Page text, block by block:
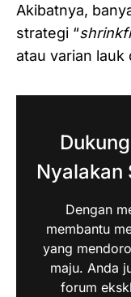
Akibatnya,
strategi “
atau varian lauk
Nyalakan
Dengan
membantu
yang
maju. Anda
forum